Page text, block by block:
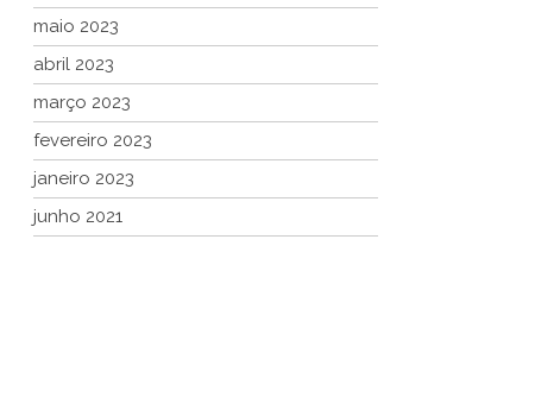
maio 2023
abril 2023
março 2023
fevereiro 2023
janeiro 2023
junho 2021